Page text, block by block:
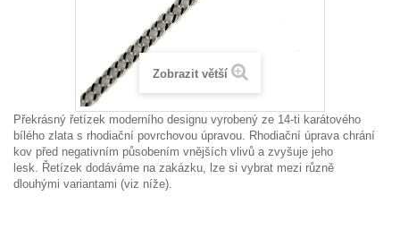
Zobrazit větší
Překrásný řetízek moderního designu vyrobený ze 14-ti karátového
bílého zlata s rhodiační povrchovou úpravou. Rhodiační úprava chrání
kov před negativním působením vnějších vlivů a zvyšuje jeho
lesk. Řetízek dodáváme na zakázku, lze si vybrat mezi různě
dlouhými variantami (viz níže).